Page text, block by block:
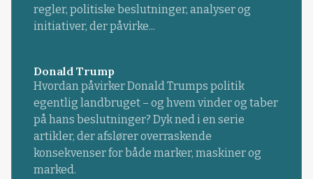
regler, politiske beslutninger, analyser og
initiativer, der påvirke...
Donald Trump
Hvordan påvirker Donald Trumps politik
egentlig landbruget – og hvem vinder og taber
på hans beslutninger? Dyk ned i en serie
artikler, der afslører overraskende
konsekvenser for både marker, maskiner og
marked.